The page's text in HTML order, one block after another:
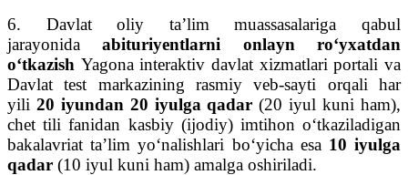
6. Davlat oliy ta’lim muassasalariga qabul
jarayonidaabituriyentlarni onlayn ro‘yxatdan
o‘tkazish Yagona interaktiv davlat xizmatlari portali va
Davlat test markazining rasmiy veb-sayti orqali har
yili 20 iyundan 20 iyulga qadar (20 iyul kuni ham),
chet tili fanidan kasbiy (ijodiy) imtihon o‘tkaziladigan
bakalavriat ta’lim yo‘nalishlari bo‘yicha esa 10 iyulga
qadar (10 iyul kuni ham) amalga oshiriladi.